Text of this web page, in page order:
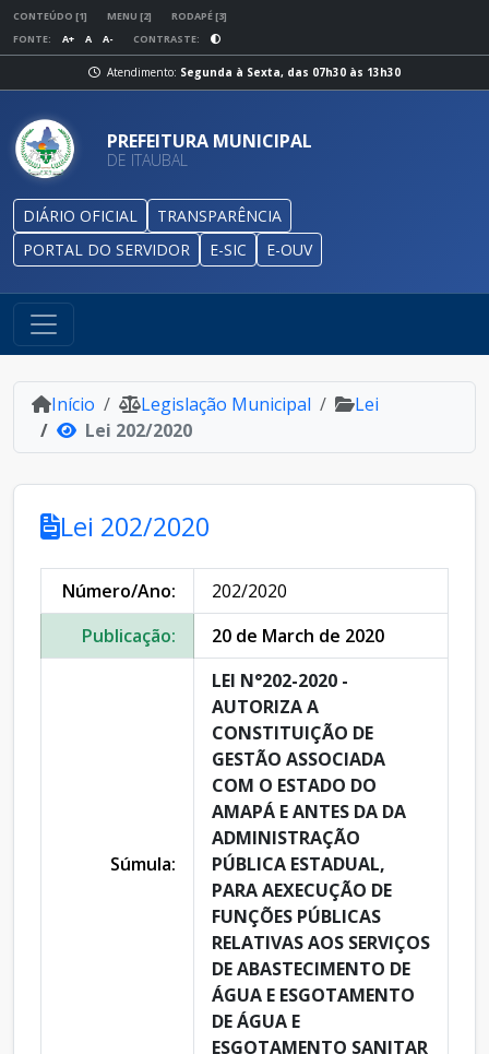
CONTEÚDO [1] MENU [2]
RODAPÉ [3]
FONTE:
A+ A A- CONTRASTE:
Atendimento: Segunda à Sexta, das 07h30 às 13h30
PREFEITURA MUNICIPAL
DE ITAUBAL
DIÁRIO OFICIAL
TRANSPARÊNCIA
PORTAL DO SERVIDOR
E-SIC E-OUV
Início Legislação Municipal
Lei
Lei 202/2020
Lei 202/2020
Número/Ano:
202/2020
Publicação:
20 de March de 2020
Súmula:
LEI N°202-2020 -
AUTORIZA A
CONSTITUIÇÃO DE
GESTÃO ASSOCIADA
COM O ESTADO DO
AMAPÁ E ANTES DA DA
ADMINISTRAÇÃO
PÚBLICA ESTADUAL,
PARA AEXECUÇÃO DE
FUNÇÕES PÚBLICAS
RELATIVAS AOS SERVIÇOS
DE ABASTECIMENTO DE
ÁGUA E ESGOTAMENTO
DE ÁGUA E
ESGOTAMENTO SANITAR